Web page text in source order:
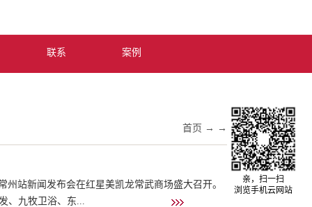
联系 案例
首页 → →
站新闻发布会在红星美凯龙常武商场盛大召开。
、九牧卫浴、东...
亲，扫一扫
浏览手机云网站